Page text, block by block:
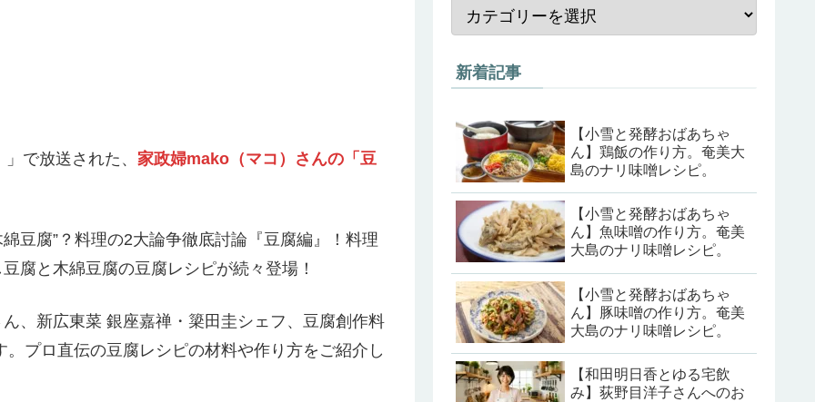
で放送された、 家政婦mako（マコ）さんの「豆
豆腐”？料理の2大論争徹底討論『豆腐編』！料理
腐と木綿豆腐の豆腐レシピが続々登場！
、新広東菜 銀座嘉禅・簗田圭シェフ、豆腐創作料
プロ直伝の豆腐レシピの材料や作り方をご紹介し
新着記事
【小雪と発酵おばあちゃ
ん】鶏飯の作り方。奄美大
島のナリ味噌レシピ。
【小雪と発酵おばあちゃ
ん】魚味噌の作り方。奄美
大島のナリ味噌レシピ。
【小雪と発酵おばあちゃ
ん】豚味噌の作り方。奄美
大島のナリ味噌レシピ。
【和田明日香とゆる宅飲
み】荻野目洋子さんへのお